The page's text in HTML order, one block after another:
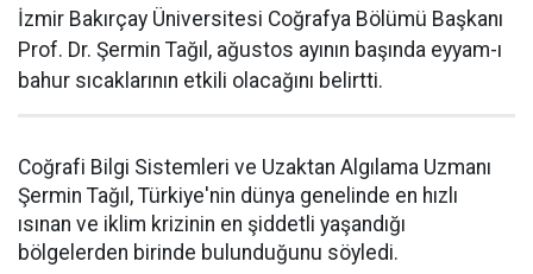
İzmir Bakırçay Üniversitesi Coğrafya Bölümü Başkanı
Prof. Dr. Şermin Tağıl, ağustos ayının başında eyyam-ı
bahur sıcaklarının etkili olacağını belirtti.
Coğrafi Bilgi Sistemleri ve Uzaktan Algılama Uzmanı
Şermin Tağıl, Türkiye'nin dünya genelinde en hızlı
ısınan ve iklim krizinin en şiddetli yaşandığı
bölgelerden birinde bulunduğunu söyledi.